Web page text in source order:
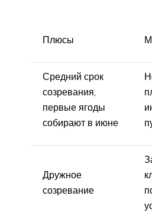
Плюсы
Средний срок
созревания,
первые ягоды
собирают в июне
Дружное
созревание